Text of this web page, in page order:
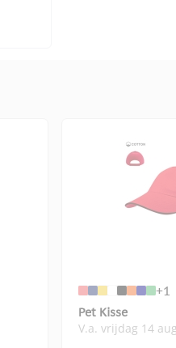
+1
Pet Kisse
V.a. vrijdag 14